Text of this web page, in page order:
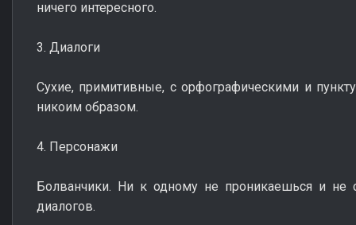
ничего интересного.
3. Диалоги
Сухие, примитивные, с орфографическими и
никоим образом.
4. Персонажи
Болванчики. Ни к одному не проникаешься и не
диалогов.